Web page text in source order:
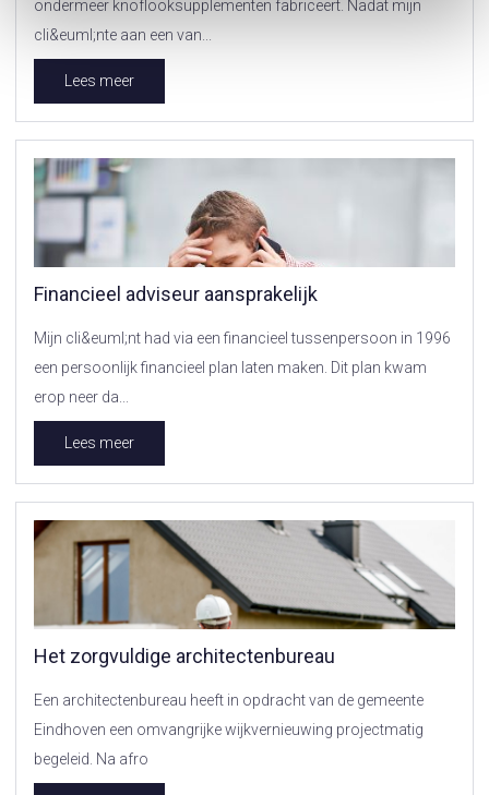
ondermeer knoflooksupplementen fabriceert. Nadat mijn
cli&euml;nte aan een van...
Lees meer
Financieel adviseur aansprakelijk
Mijn cli&euml;nt had via een financieel tussenpersoon in 1996
een persoonlijk financieel plan laten maken. Dit plan kwam
erop neer da...
Lees meer
Het zorgvuldige architectenbureau
Een architectenbureau heeft in opdracht van de gemeente
Eindhoven een omvangrijke wijkvernieuwing projectmatig
begeleid. Na afro